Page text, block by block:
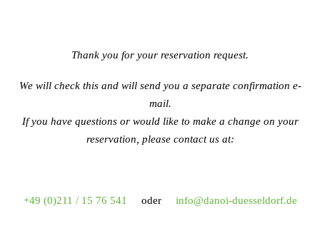
Thank you for your reservation request.
We will check this and will send you a separate confirmation e-
mail.
If you have questions or would like to make a change on your
reservation, please contact us at:
+49 (0)211 / 15 76 541 oder info@danoi-duesseldorf.de